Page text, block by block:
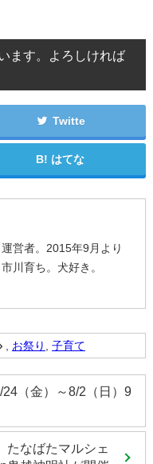
ます。よろしければ
Twitte
はてな
運営者。2015年9月より
川育ち。犬好き。
, お祭り 子育て
（金）～8/2（日）9
たなばたマルシェ